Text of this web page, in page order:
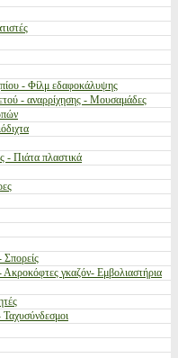
- Φίλμ εδαφοκάλυψης
- αναρρίχησης - Μουσαμάδες
- Πιάτα πλαστικά
Σπορείς
γκαζόν- Εμβολιαστήρια